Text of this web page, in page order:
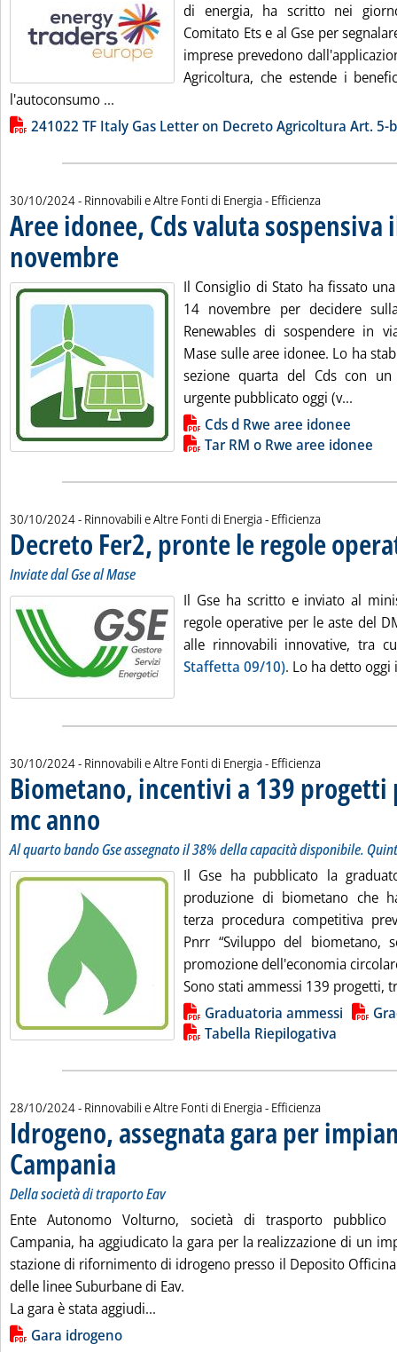
di energia, ha scritto nei
Comitato Ets e al Gse per
imprese prevedono
Agricoltura, che estende i
l'autoconsumo ...
Lista allegati PDF alla notizia
241022 TF Italy Gas Letter on Decreto Agricoltura Art. 5-
30/10/2024- Rinnovabili e Altre Fonti di Energia - Efficienza
Aree idonee, Cds valuta sospensiva
novembre . Pubblicata mercoledì 30 ottobre 2024 alle 14.28.
Il Consiglio di Stato ha fissato
14 novembre per decidere
Renewables di sospendere in
Mase sulle aree idonee. Lo ha
sezione quarta del Cds con un
urgente pubblicato oggi (v...
Lista allegati PDF alla notiziaCds d Rwe aree idonee
Tar RM o Rwe aree idonee
30/10/2024- Rinnovabili e Altre Fonti di Energia - Efficienza
Decreto Fer2, pronte le regole
Inviate dal Gse al Mase
Il Gse ha scritto e inviato al
regole operative per le aste del
alle rinnovabili innovative, tra
Staffetta 09/10). Lo ha detto oggi
30/10/2024- Rinnovabili e Altre Fonti di Energia - Efficienza
Biometano, incentivi a 139 progetti
mc anno . Sottotitolo: Al quarto bando Gse assegnato il 38% della capacità
. Pubblicata mercoledì 30 ottobre 2024 alle 13.16.
Al quarto bando Gse assegnato il 38% della capacità disponibile.
Il Gse ha pubblicato la
produzione di biometano che
terza procedura competitiva
Pnrr “Sviluppo del biometano,
promozione dell'economia
Sono stati ammessi 139 progetti,
Lista allegati PDF alla notiziaGraduatoria ammessi
Tabella Riepilogativa
28/10/2024- Rinnovabili e Altre Fonti di Energia - Efficienza
Idrogeno, assegnata gara per
Campania . Sottotitolo: Della società di traporto Eav
. Pubblicata lunedì 28 ottobre 2024 alle 17.37.
Della società di traporto Eav
Ente Autonomo Volturno, società di trasporto pubblico
Campania, ha aggiudicato la gara per la realizzazione di un
stazione di rifornimento di idrogeno presso il Deposito
delle linee Suburbane di Eav.
La gara è stata aggiudi...
Lista allegati PDF alla notizia
Gara idrogeno